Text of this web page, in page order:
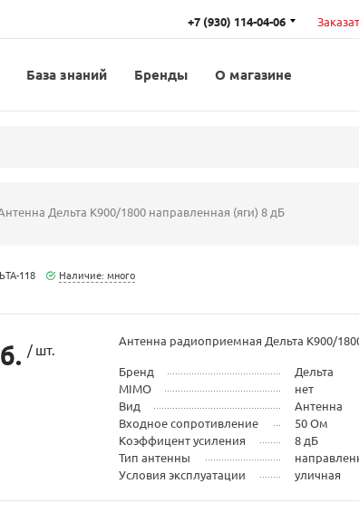
+7 (930) 114-04-06
База знаний Бренды О магазине
Дельта К900/1800 направленная (яги) 8 дБ
118 Наличие: много
/ шт.
Антенна радиоприемная Дельта К900/
Бренд
Дельта
MIMO
нет
Вид
Антенна
Входное сопротивление
50 Ом
Коэффицент усиления
8 дБ
Тип антенны
Условия эксплуатации
уличная